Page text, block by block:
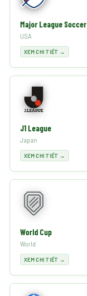
Major League Soccer
USA
XEM CHI TIẾT →
J1 League
Japan
XEM CHI TIẾT →
World Cup
World
XEM CHI TIẾT →